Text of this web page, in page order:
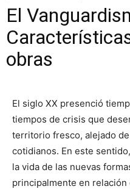
El
obras
El siglo XX presenció
tiempos de crisis que
territorio fresco, alejado
cotidianos. En este
la vida de las nuevas
principalmente en